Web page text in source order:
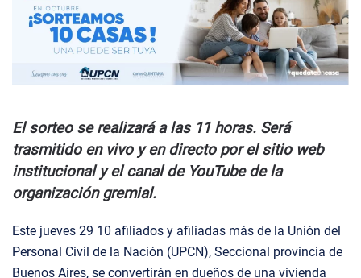
El sorteo se realizará a las 11 horas. Será
trasmitido en vivo y en directo por el sitio web
institucional y el canal de YouTube de la
organización gremial.
Este jueves 29 10 afiliados y afiliadas más de la Unión del
Personal Civil de la Nación (UPCN), Seccional provincia de
Buenos Aires, se convertirán en dueños de una vivienda